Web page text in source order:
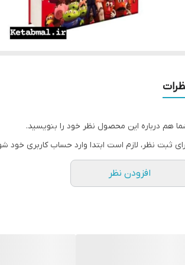
هم درباره این محصول نظر خود را بنویسید.
ثبت نظر، لازم است ابتدا وارد حساب کاربری خود
افزودن نظر